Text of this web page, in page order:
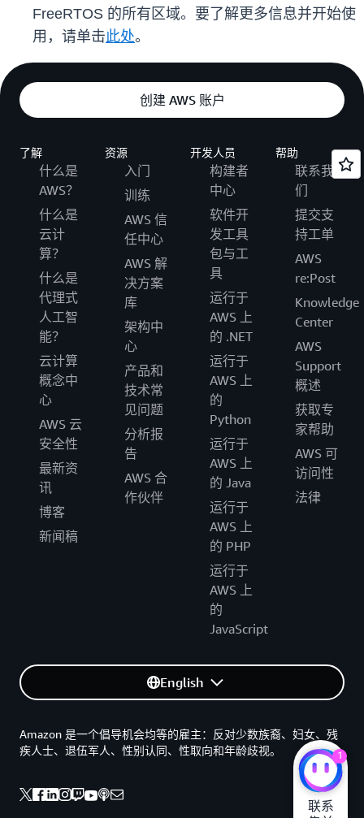
FreeRTOS 的所有区域。要了解更多信息并开始使
用，请单击此处。
创建 AWS 账户
了解
什么是
AWS？
什么是
云计
算？
什么是
代理式
人工智
能？
云计算
概念中
心
AWS 云
安全性
最新资
讯
博客
新闻稿
资源
入门
训练
AWS 信
任中心
AWS 解
决方案
库
架构中
心
产品和
技术常
见问题
分析报
告
AWS 合
作伙伴
开发人员
构建者
中心
软件开
发工具
包与工
具
运行于
AWS 上
的 .NET
运行于
AWS 上
的
Python
运行于
AWS 上
的 Java
运行于
AWS 上
的 PHP
运行于
AWS 上
的
JavaScript
帮助
联系我
们
提交支
持工单
AWS
re:Post
Knowledge
Center
AWS
Support
概述
获取专
家帮助
AWS 可
访问性
法律
English
Amazon 是一个倡导机会均等的雇主：反对少数族裔、妇女、残
疾人士、退伍军人、性别认同、性取向和年龄歧视。
1
联系